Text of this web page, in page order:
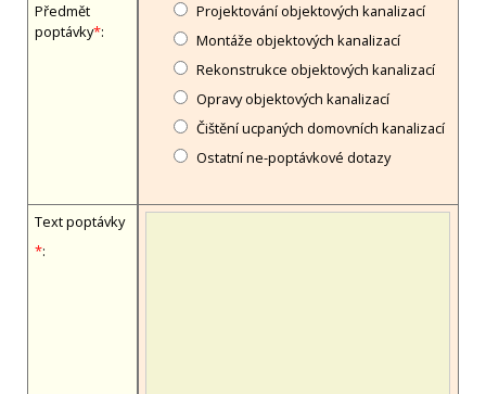
Předmět
poptávky*:
Projektování objektových kanalizací
Montáže objektových kanalizací
Rekonstrukce objektových kanalizací
Opravy objektových kanalizací
Čištění ucpaných domovních kanalizací
Ostatní ne-poptávkové dotazy
Text poptávky
*: